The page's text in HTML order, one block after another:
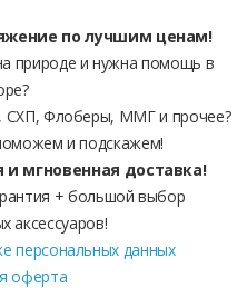
по лучшим ценам!
природе и нужна помощь в
СХП, Флоберы, ММГ и прочее?
и подскажем!
и мгновенная доставка!
+ большой выбор
аксессуаров!
персональных данных
оферта